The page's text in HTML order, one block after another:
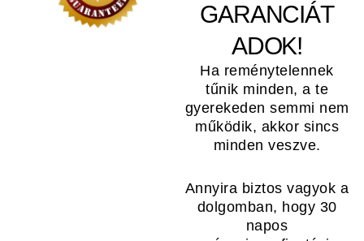
GARANCIÁT
ADOK!
Ha reménytelennek
tűnik minden, a te
gyerekeden semmi nem
működik, akkor sincs
minden veszve.
Annyira biztos vagyok a
dolgomban, hogy 30
napos